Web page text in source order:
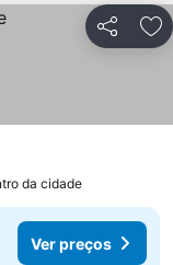
Partilhar
da cidade
Ver preços